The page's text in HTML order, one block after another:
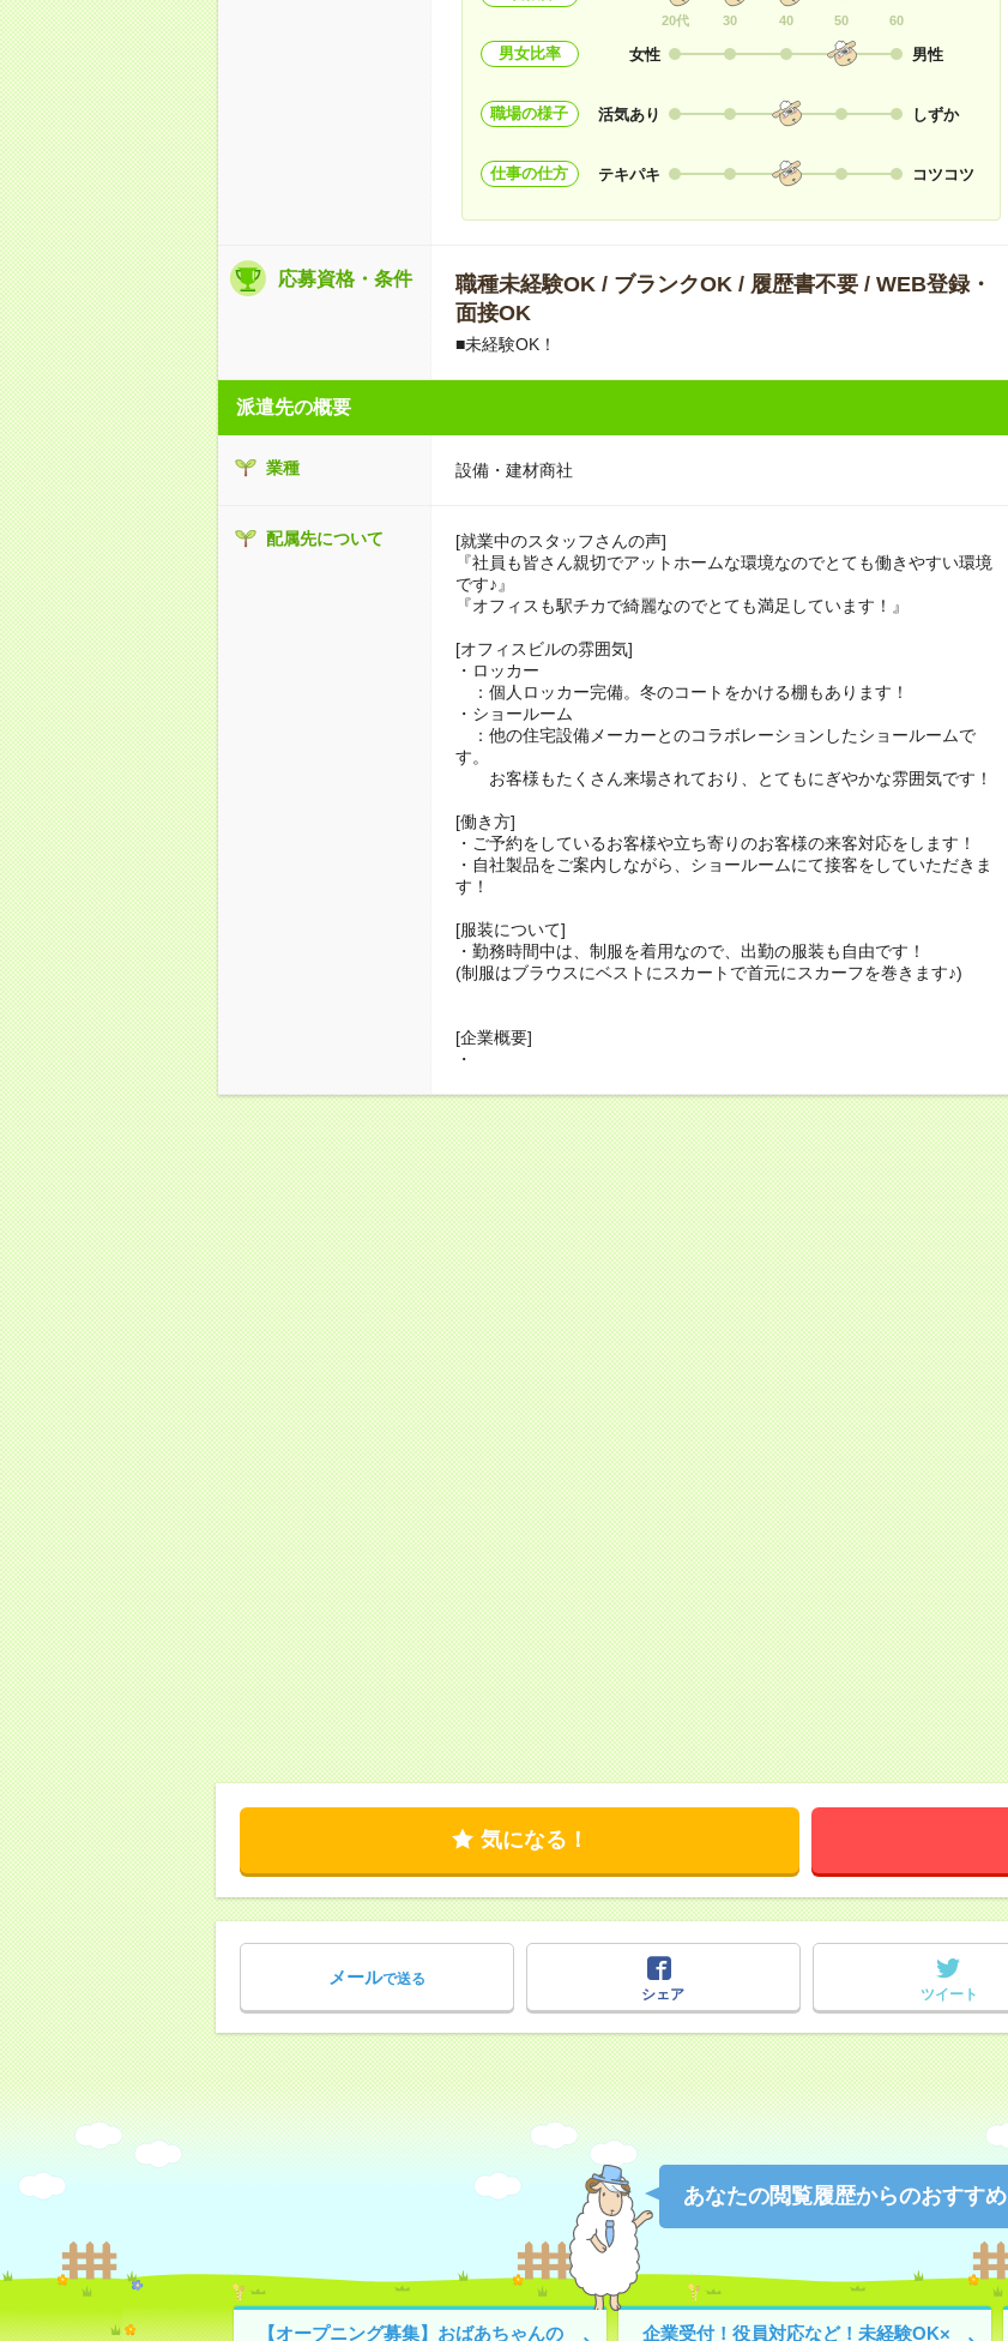
20代 30 40 50 60
男女比率 女性 男性
職場の様子 活気あり しずか
仕事の仕方 テキパキ コツコツ
応募資格・条件
職種未経験OK / ブランクOK / 履歴書不要 / WEB登録・
面接OK
■未経験OK！
派遣先の概要
業種 設備・建材商社
配属先について
[就業中のスタッフさんの声]
『社員も皆さん親切でアットホームな環境なのでとても働きやすい環境
です♪』
『オフィスも駅チカで綺麗なのでとても満足しています！』
[オフィスビルの雰囲気]
・ロッカー
：個人ロッカー完備。冬のコートをかける棚もあります！
・ショールーム
：他の住宅設備メーカーとのコラボレーションしたショールームで
す。
お客様もたくさん来場されており、とてもにぎやかな雰囲気です！
[働き方]
・ご予約をしているお客様や立ち寄りのお客様の来客対応をします！
・自社製品をご案内しながら、ショールームにて接客をしていただきま
す！
[服装について]
・勤務時間中は、制服を着用なので、出勤の服装も自由です！
(制服はブラウスにベストにスカートで首元にスカーフを巻きます♪)
[企業概要]
・
気になる！
メールで送る
シェア
ツイート
あなたの閲覧履歴からのおすすめ
【オープニング募集】おばあちゃんの 企業受付！役員対応など！未経験OK×